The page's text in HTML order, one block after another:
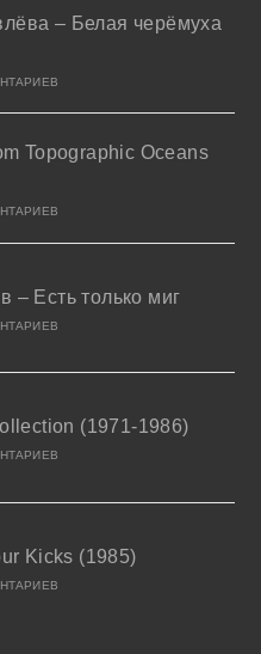
– Белая черёмуха
Topographic Oceans
– Есть только миг
(1971-1986)
Kicks (1985)